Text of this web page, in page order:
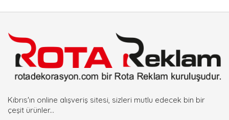
Kıbrıs'ın online alışveriş sitesi, sizleri mutlu edecek bin bir
çeşit ürünler...